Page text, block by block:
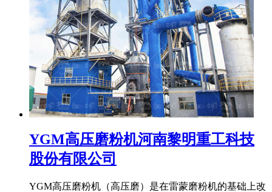
YGM高压磨粉机河南黎明重工科技
股份有限公司
YGM高压磨粉机（高压磨）是在雷蒙磨粉机的基础上改